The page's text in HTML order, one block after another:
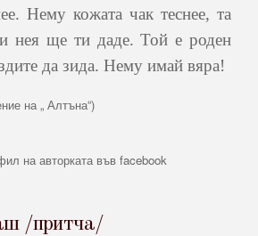
Нему кожата чак теснее, та
нея ще ти даде. Той е роден
да зида. Нему имай вяра!
на „ Алтъна“)
на авторката във facebook
/притча/